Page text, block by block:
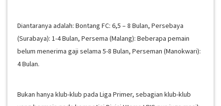
Diantaranya adalah: Bontang FC: 6,5 – 8 Bulan, Persebaya
(Surabaya): 1-4 Bulan, Persema (Malang): Beberapa pemain
belum menerima gaji selama 5-8 Bulan, Perseman (Manokwari):
4 Bulan.
Bukan hanya klub-klub pada Liga Primer, sebagian klub-klub